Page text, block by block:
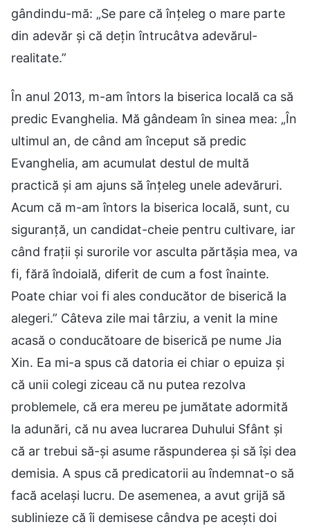
gândindu-mă: „Se pare că înțeleg o mare parte
din adevăr și că dețin întrucâtva adevărul-
realitate.”
În anul 2013, m-am întors la biserica locală ca să
predic Evanghelia. Mă gândeam în sinea mea: „În
ultimul an, de când am început să predic
Evanghelia, am acumulat destul de multă
practică și am ajuns să înțeleg unele adevăruri.
Acum că m-am întors la biserica locală, sunt, cu
siguranță, un candidat-cheie pentru cultivare, iar
când frații și surorile vor asculta părtășia mea, va
fi, fără îndoială, diferit de cum a fost înainte.
Poate chiar voi fi ales conducător de biserică la
alegeri.” Câteva zile mai târziu, a venit la mine
acasă o conducătoare de biserică pe nume Jia
Xin. Ea mi-a spus că datoria ei chiar o epuiza și
că unii colegi ziceau că nu putea rezolva
problemele, că era mereu pe jumătate adormită
la adunări, că nu avea lucrarea Duhului Sfânt și
că ar trebui să-și asume răspunderea și să își dea
demisia. A spus că predicatorii au îndemnat-o să
facă același lucru. De asemenea, a avut grijă să
sublinieze că îi demisese cândva pe acești doi